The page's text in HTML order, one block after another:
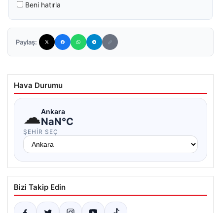
Beni hatırla
Paylaş:
Hava Durumu
☁Ankara
NaN°C
ŞEHIR SEÇ
Bizi Takip Edin